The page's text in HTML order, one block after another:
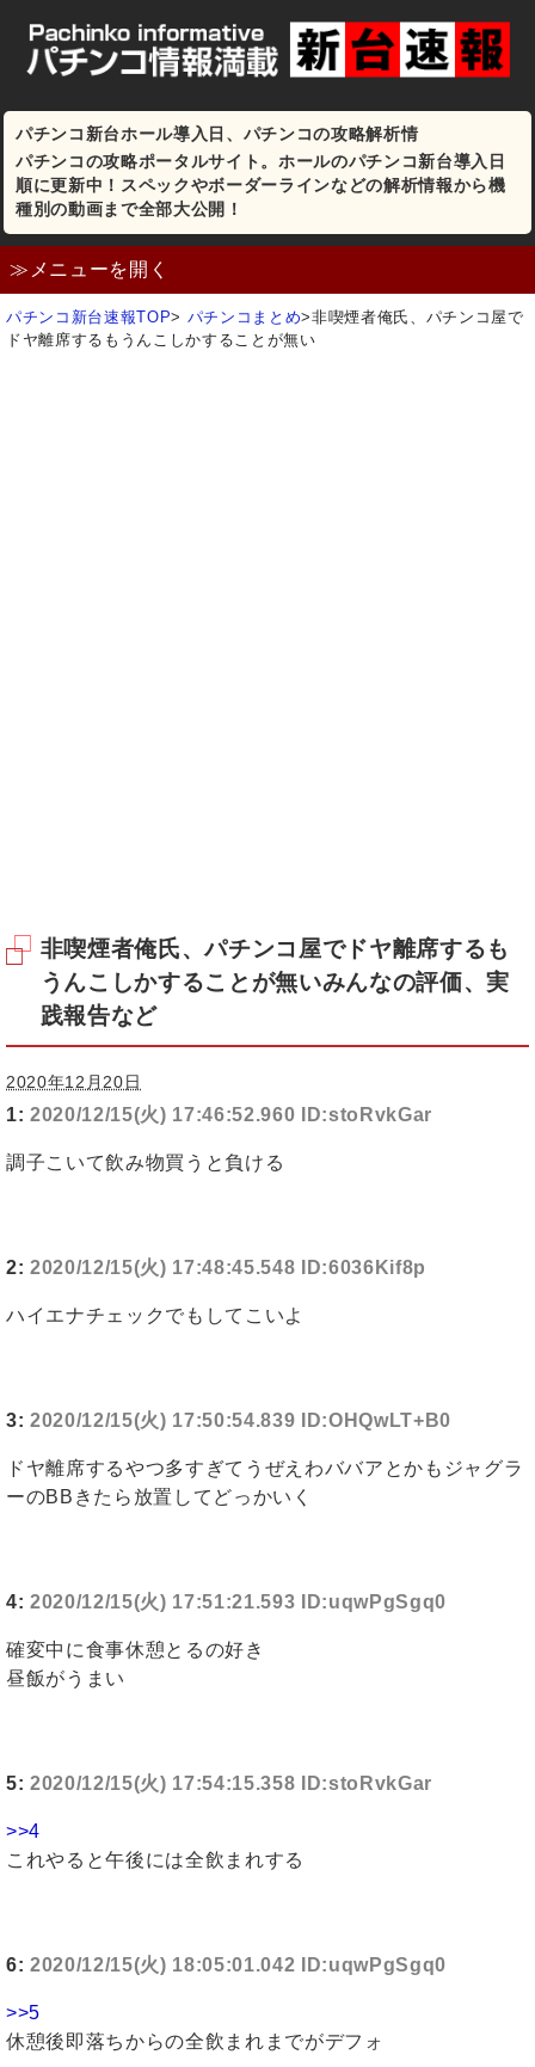
パチンコ新台ホール導入日、パチンコの攻略解析情
パチンコの攻略ポータルサイト。ホールのパチンコ新台導入日
順に更新中！スペックやボーダーラインなどの解析情報から機
種別の動画まで全部大公開！
≫メニューを開く
パチンコ新台速報TOP> パチンコまとめ>非喫煙者俺氏、パチンコ屋で
ドヤ離席するもうんこしかすることが無い
非喫煙者俺氏、パチンコ屋でドヤ離席するも
うんこしかすることが無いみんなの評価、実
践報告など
2020年12月20日
1: 2020/12/15(火) 17:46:52.960 ID:stoRvkGar
調子こいて飲み物買うと負ける
2: 2020/12/15(火) 17:48:45.548 ID:6036Kif8p
ハイエナチェックでもしてこいよ
3: 2020/12/15(火) 17:50:54.839 ID:OHQwLT+B0
ドヤ離席するやつ多すぎてうぜえわババアとかもジャグラ
ーのBBきたら放置してどっかいく
4: 2020/12/15(火) 17:51:21.593 ID:uqwPgSgq0
確変中に食事休憩とるの好き
昼飯がうまい
5: 2020/12/15(火) 17:54:15.358 ID:stoRvkGar
>>4
これやると午後には全飲まれする
6: 2020/12/15(火) 18:05:01.042 ID:uqwPgSgq0
>>5
休憩後即落ちからの全飲まれまでがデフォ